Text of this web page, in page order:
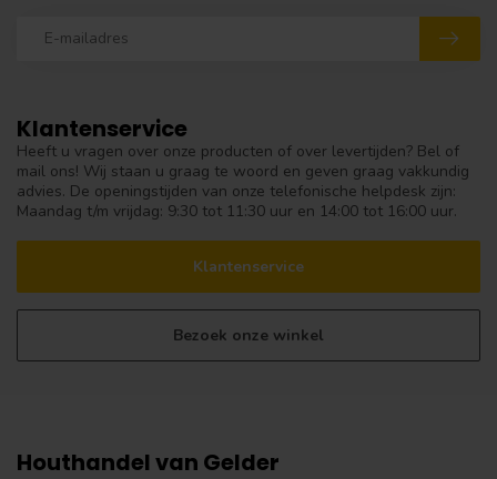
Klantenservice
Heeft u vragen over onze producten of over levertijden? Bel of
mail ons! Wij staan u graag te woord en geven graag vakkundig
advies. De openingstijden van onze telefonische helpdesk zijn:
Maandag t/m vrijdag: 9:30 tot 11:30 uur en 14:00 tot 16:00 uur.
Klantenservice
Bezoek onze winkel
Houthandel van Gelder